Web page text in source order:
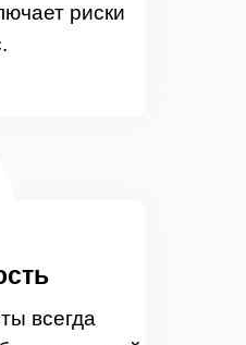
риски
всегда